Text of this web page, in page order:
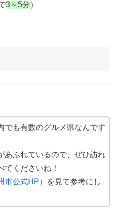
3～5分）
でも有数のグルメ県なんです
あふれているので、ぜひ訪れ
てくださいね！
市公式HP）
を見て参考にし